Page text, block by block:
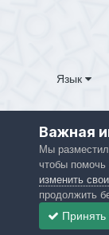
Язык
Важная
Мы
чтобы
изменить
продолжить
Принять